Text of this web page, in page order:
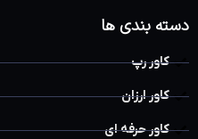
دسته بندی ها
کاور رپ
کاور ارزان
کاور حرفه ای